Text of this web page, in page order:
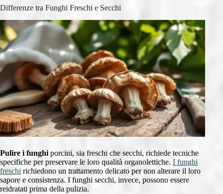
Differenze tra Funghi Freschi e Secchi
Pulire i funghiporcini, sia freschi che secchi, richiede tecniche
specifiche per preservare le loro qualità organolettiche. I funghi
freschi richiedono un trattamento delicato per non alterare il loro
sapore e consistenza. I funghi secchi, invece, possono essere
reidratati prima della pulizia.